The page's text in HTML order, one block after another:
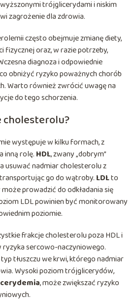
trójglicerydami i niskim
zagrożenie dla zdrowia.
często obejmuje zmianę diety,
fizycznej oraz, w razie potrzeby,
diagnoza i odpowiednie
obniżyć ryzyko poważnych chorób
Warto również zwrócić uwagę na
do tego schorzenia.
cholesterolu?
występuje w kilku formach, z
inną rolę. HDL, zwany „dobrym”
usuwać nadmiar cholesterolu z
go do wątroby. LDLto
prowadzić do odkładania się
LDL powinien być monitorowany
poziomie.
frakcje cholesterolu poza HDL i
sercowo-naczyniowego.
tłuszczu we krwi, którego nadmiar
Wysoki poziom trójglicerydów,
, może zwiększać ryzyko